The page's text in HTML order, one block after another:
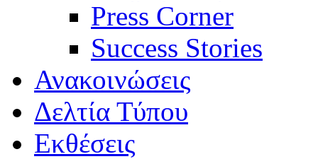
Press Corner
Success Stories
Ανακοινώσεις
Δελτία Τύπου
Εκθέσεις